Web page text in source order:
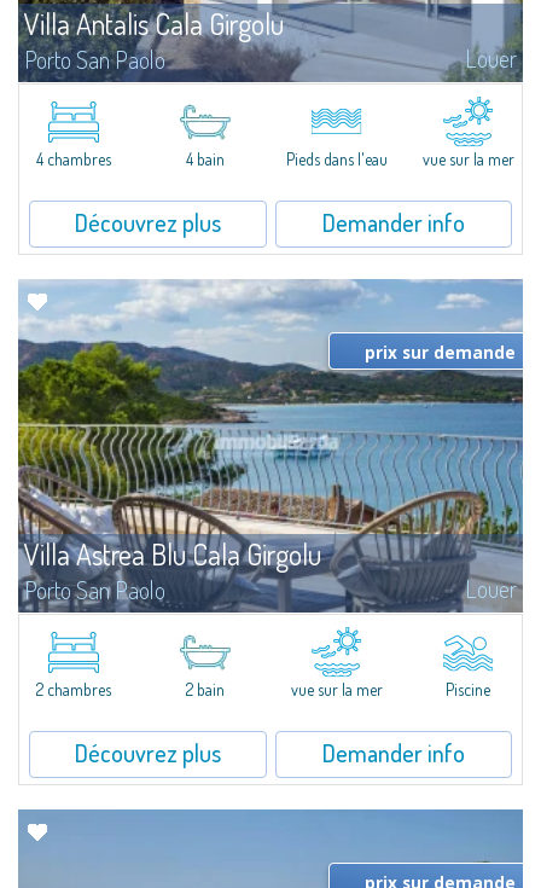
Villa Antalis Cala Girgolu
Porto San Paolo Louer
​Luxury designer villa in a quiet setting of private beachfront villas, in an
enviable pieds dans l'eau location, for an unforgettable experience in total
harmony with the sea.Nestled in a fragrant and well-kept...
4 chambres 4 bain Pieds dans l'eau vue sur la mer
Découvrez plus Demander info
Villa Astrea Blu Cala Girgolu
Porto San Paolo Louer
Romantic villa in a quiet setting of private beachfront villas, just 100 meters
from the enchanting coves that dot this stretch of coastline, with
unparalleled views of the Protected Marine Park of Tavolara.Elegant and...
prix sur demande
2 chambres 2 bain vue sur la mer Piscine
Découvrez plus Demander info
prix sur demande